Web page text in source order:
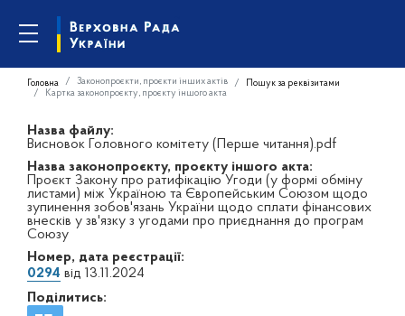
Головна Законопроєкти, проєкти інших актів
Пошук за реквізитами
Картка законопроєкту, проєкту іншого акта
Назва файлу:
Висновок Головного комітету (Перше читання).pdf
Назва законопроєкту, проєкту іншого акта:
Проєкт Закону про ратифікацію Угоди (у формі обміну
листами) між Україною та Європейським Союзом щодо
зупинення зобов'язань України щодо сплати фінансових
внесків у зв'язку з угодами про приєднання до програм
Союзу
Номер, дата реєстрації:
0294 від 13.11.2024
Поділитись: